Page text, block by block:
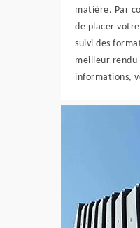
matière. Par
de placer
suivi des
meilleur rendu
informations,